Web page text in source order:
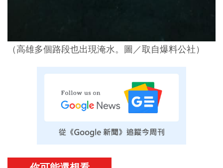
（高雄多個路段也出現淹水。圖／取自爆料公社）